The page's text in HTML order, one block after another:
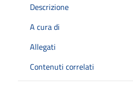
Descrizione
A cura di
Allegati
Contenuti correlati